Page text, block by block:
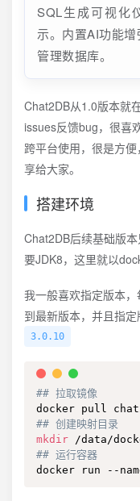
SQL生成可视化
示。内置AI功能
管理数据库。
Chat2DB从1.0版本就
issues反馈bug，很喜
跨平台使用，很是方
享给大家。
搭建环境
Chat2DB后续基础版
要JDK8，这里就以
我一般喜欢指定版本
到最新版本，并且指
3.0.10
## 拉取镜像
## 创建映射目录
mkdir
## 运行容器
docker run --